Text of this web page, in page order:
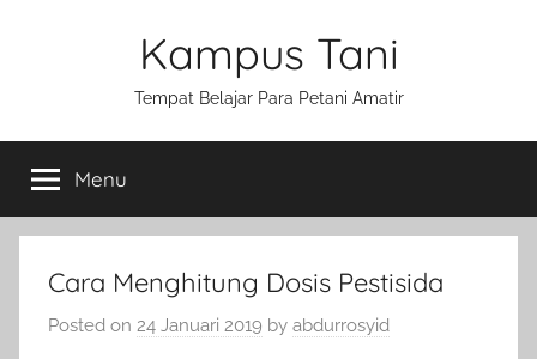
Kampus Tani
Tempat Belajar Para Petani Amatir
Menu
Cara Menghitung Dosis Pestisida
Posted on 24 Januari 2019 by abdurrosyid